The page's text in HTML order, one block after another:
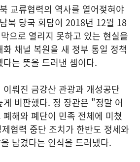
교류협력의 역사를 열어젖혀야
북 당국 회담이 2018년 12월 18
으로 열리지 못하고 있는 현실을
채널 복원을 새 정부 통일 정책
는 뜻을 드러낸 셈이다.
뤄진 금강산 관광과 개성공단
비판했다. 정 장관은 "정말 어
해와 폐단이 민족 전체에 미쳤
협력 중단 조치가 한반도 정세와
남겼다는 인식을 드러냈다.